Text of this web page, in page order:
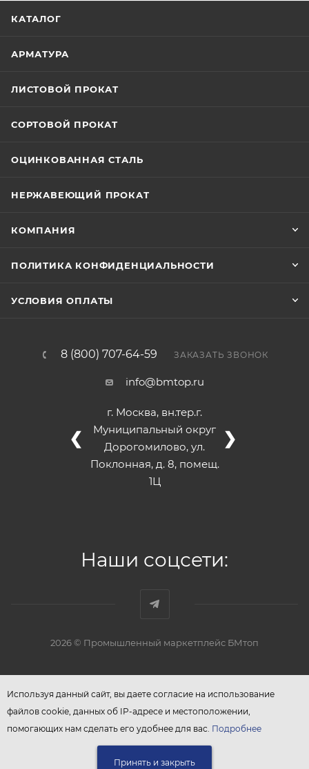
КАТАЛОГ
АРМАТУРА
ЛИСТОВОЙ ПРОКАТ
СОРТОВОЙ ПРОКАТ
ОЦИНКОВАННАЯ СТАЛЬ
НЕРЖАВЕЮЩИЙ ПРОКАТ
КОМПАНИЯ
ПОЛИТИКА КОНФИДЕНЦИАЛЬНОСТИ
УСЛОВИЯ ОПЛАТЫ
8 (800) 707-64-59 ЗАКАЗАТЬ ЗВОНОК
info@bmtop.ru
г. Москва, вн.тер.г.
Муниципальный округ
Дорогомилово, ул.
Поклонная, д. 8, помещ.
1Ц
❮ ❯
Наши соцсети:
2026 © Промышленный маркетплейс БМтоп
Используя данный сайт, вы даете согласие на использование
файлов cookie, данных об IP-адресе и местоположении,
помогающих нам сделать его удобнее для вас. Подробнее
Принять и закрыть